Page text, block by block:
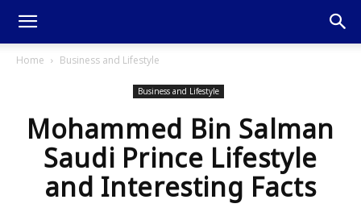
Home Business and Lifestyle
Business and Lifestyle
Mohammed Bin Salman
Saudi Prince Lifestyle
and Interesting Facts